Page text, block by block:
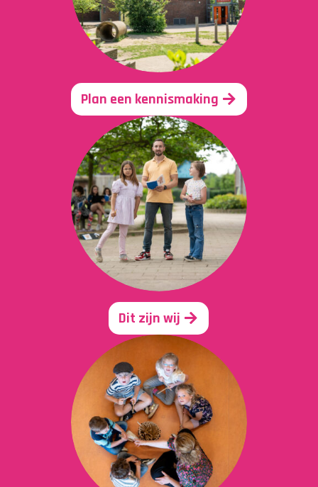
Plan een kennismaking
Dit zijn wij